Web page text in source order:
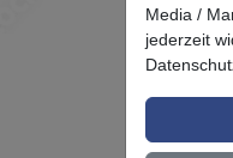
Media /
jederzeit